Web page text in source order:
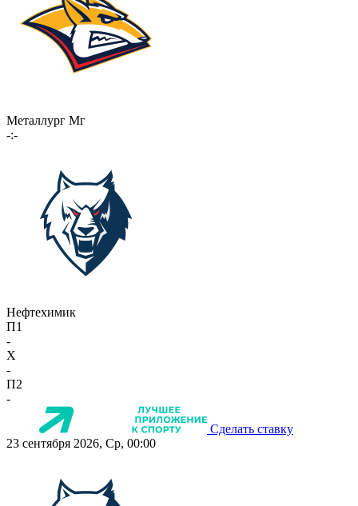
Металлург Мг
-:-
Нефтехимик
П1
-
X
-
П2
-
Сделать ставку
23 сентября 2026, Ср, 00:00